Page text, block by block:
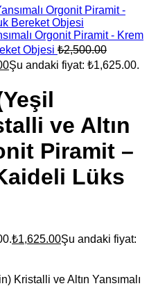
Orgonit Piramit - Krem
Objesi ₺2,500.00
Şu andaki fiyat: ₺1,625.00.
ve Altın
Piramit –
Lüks
₺1,625.00Şu andaki fiyat:
Kristalli ve Altın Yansımalı